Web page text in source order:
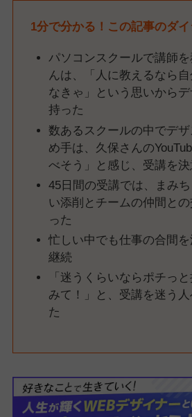
1分で分かる！この記事のダイ
パソコンスクールで講師
んは、「人に教えるなら
なきゃ」という思いから
持った
数あるスクールの中でデ
め手は、久保さんの
べそう」と感じ、受講を決
45日間の受講では、まみ
い添削とチームの仲間と
った
忙しい中でも仕事の合間
継続
「迷うくらいならポチっ
みて！」と、受講を迷う
た